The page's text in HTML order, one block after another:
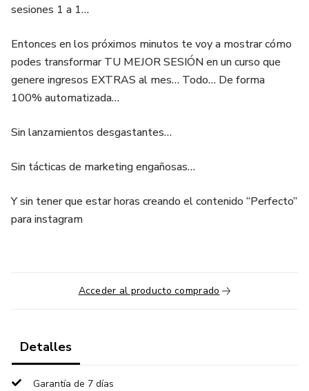
sesiones 1 a 1…
Entonces en los próximos minutos te voy a mostrar cómo
podes transformar TU MEJOR SESIÓN en un curso que
genere ingresos EXTRAS al mes… Todo… De forma
100% automatizada…
Sin lanzamientos desgastantes…
Sin tácticas de marketing engañosas…
Y sin tener que estar horas creando el contenido “Perfecto”
para instagram
Acceder al producto comprado
Detalles
Garantía de 7 días